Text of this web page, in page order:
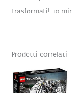
trasformati! 10
Prodotti correlati